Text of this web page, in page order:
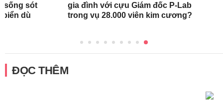
sống sót
biển dù
gia đình với cựu Giám đốc P-Lab
trong vụ 28.000 viên kim cương?
ĐỌC THÊM